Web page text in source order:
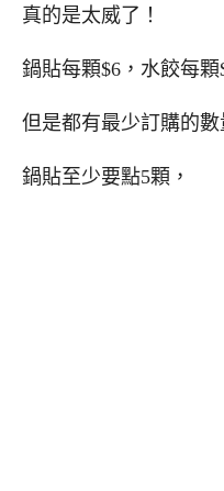
真的是太威了！
鍋貼每顆$6，水餃每顆
但是都有最少訂購的數
鍋貼至少要點5顆，